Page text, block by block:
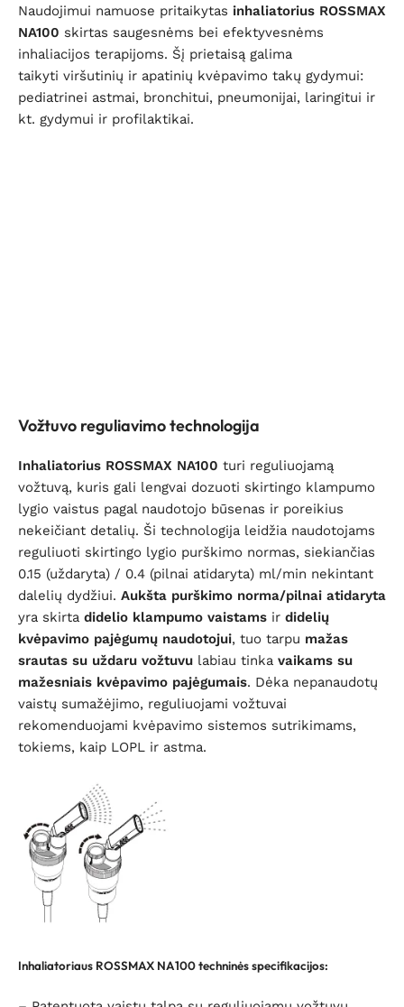
Naudojimui namuose pritaikytas inhaliatorius ROSSMAX
NA100 skirtas saugesnėms bei efektyvesnėms
inhaliacijos terapijoms. Šį prietaisą galima
taikyti viršutinių ir apatinių kvėpavimo takų gydymui:
pediatrinei astmai, bronchitui, pneumonijai, laringitui ir
kt. gydymui ir profilaktikai.
Vožtuvo reguliavimo technologija
Inhaliatorius ROSSMAX NA100 turi reguliuojamą
vožtuvą, kuris gali lengvai dozuoti skirtingo klampumo
lygio vaistus pagal naudotojo būsenas ir poreikius
nekeičiant detalių. Ši technologija leidžia naudotojams
reguliuoti skirtingo lygio purškimo normas, siekiančias
0.15 (uždaryta) / 0.4 (pilnai atidaryta) ml/min nekintant
dalelių dydžiui. Aukšta purškimo norma/pilnai atidaryta
yra skirta didelio klampumo vaistams ir didelių
kvėpavimo pajėgumų naudotojui, tuo tarpu mažas
srautas su uždaru vožtuvu labiau tinka vaikams su
mažesniais kvėpavimo pajėgumais. Dėka nepanaudotų
vaistų sumažėjimo, reguliuojami vožtuvai
rekomenduojami kvėpavimo sistemos sutrikimams,
tokiems, kaip LOPL ir astma.
Inhaliatoriaus ROSSMAX NA100 techninės specifikacijos: